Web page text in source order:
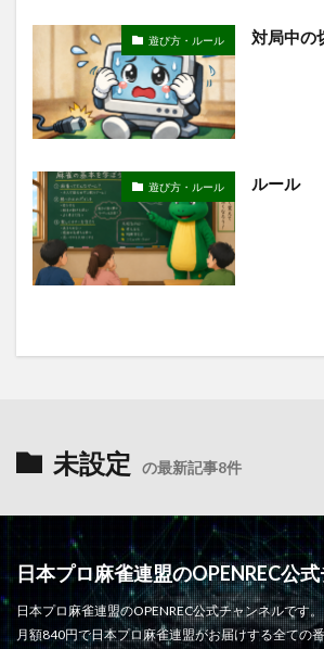
遊び方・ルール 対局中の
遊び方・ルール ルール
未設定 の最新記事8件
日本プロ麻雀連盟のOPENREC公
日本プロ麻雀連盟のOPENREC公式チャンネルです。
月額840円で日本プロ麻雀連盟がお届けする全ての